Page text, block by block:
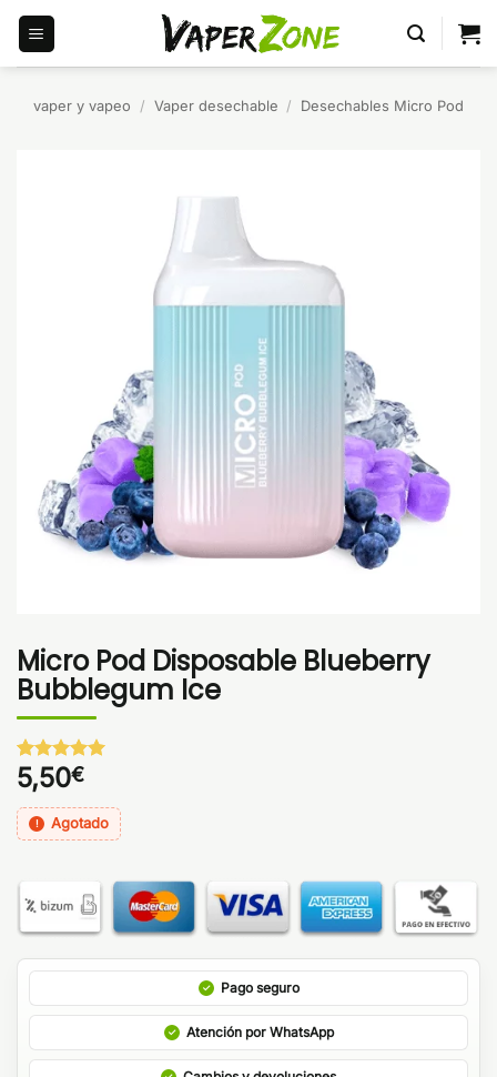
Saltar
contenido
vaper y vapeo / Vaper desechable / Desechables Micro Pod
Micro Pod Disposable Blueberry
Bubblegum Ice
Valorado
con5de 5
en base a
1
valoración
de un
5,50€
Agotado
Pago seguro
Atención por WhatsApp